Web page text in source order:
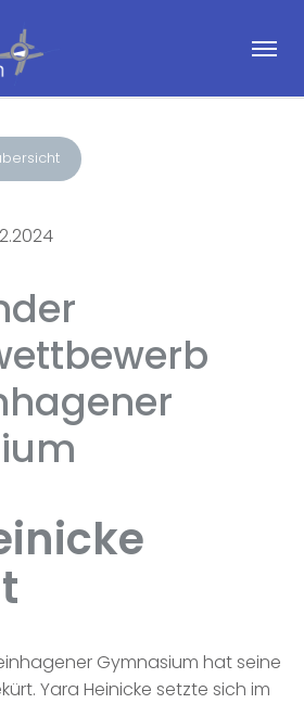
Gymnasium hat seine
Yara Heinicke setzte sich im